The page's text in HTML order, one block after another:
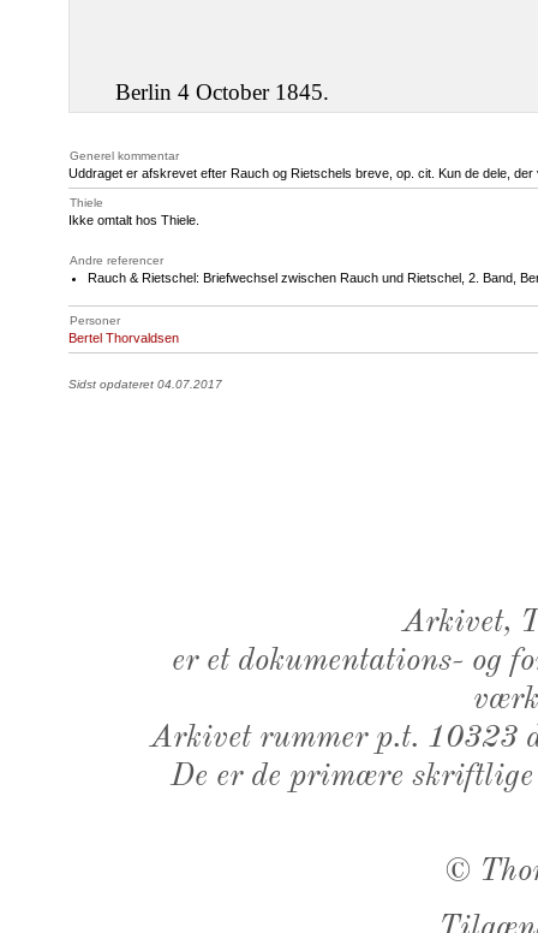
Berlin 4 October 1845.
Generel kommentar
Uddraget er afskrevet efter Rauch og Rietschels breve, op. cit. Kun de dele,
Thiele
Ikke omtalt hos Thiele.
Andre referencer
Rauch & Rietschel: Briefwechsel zwischen Rauch und Rietschel, 2. Band,
Personer
Bertel Thorvaldsen
Sidst opdateret 04.07.2017
Arkivet,
er et dokumentations- og
Arkivet rummer p.t. 10323
De er de primære
©